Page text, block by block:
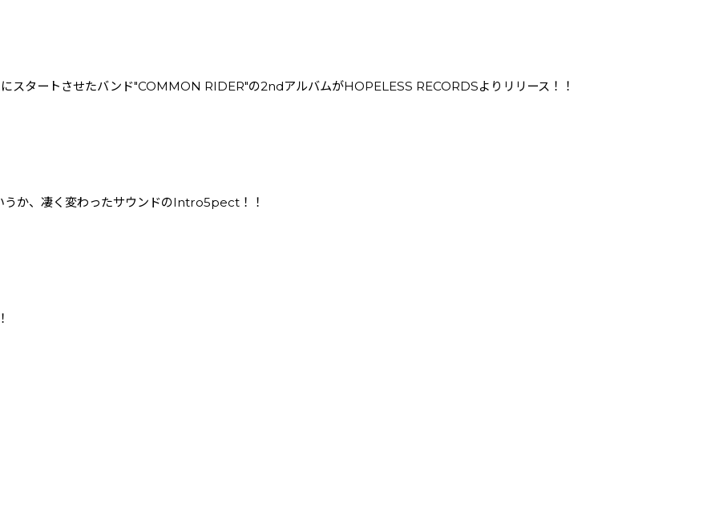
タートさせたバンド"COMMON RIDER"の2ndアルバムがHOPELESS RECORDSよりリリース！！
か、凄く変わったサウンドのIntro5pect！！